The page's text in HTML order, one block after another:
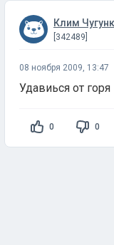
Клим
[342489]
08 ноября 2009, 13:47
Удавиься от
0 0